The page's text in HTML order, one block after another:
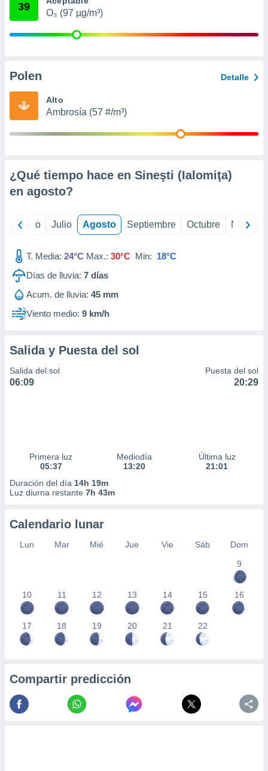
publicidad
de
1199
39
O₃ (97 µg/m³)
Polen Detalle
Alto
Ambrosía (57 #/m³)
¿Qué tiempo hace en Sineşti (Ialomiţa)
en agosto?
Junio Julio Agosto Septiembre Octubre
T. Media: 24°C Max.: 30°C Min: 18°C
Días de lluvia: 7 días
Acum. de lluvia: 45 mm
Viento medio: 9 km/h
Salida y Puesta del sol
Salida del sol
06:09
Puesta del sol
20:29
Primera luz
05:37
Mediodía
13:20
Última luz
21:01
Duración del día 14h 19m
Luz diurna restante 7h 43m
Calendario lunar
Lun Mar Mié Jue Vie Sáb
Dom
9
10 11 12 13 14 15 16
17 18 19 20 21 22
Compartir predicción